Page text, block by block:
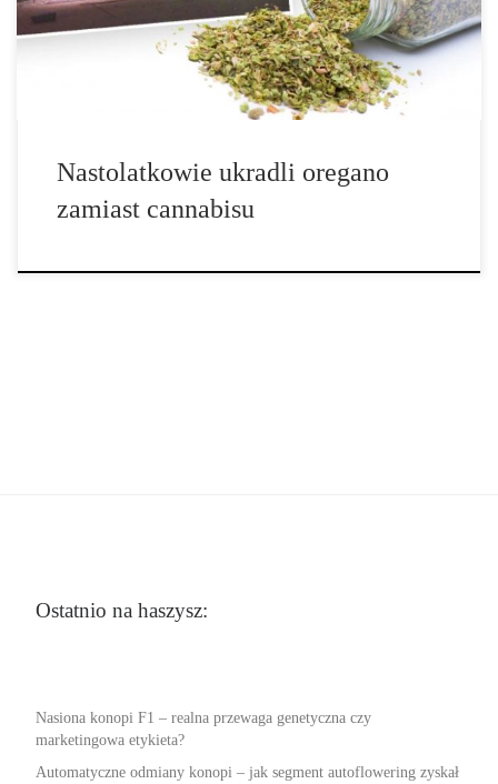
cannabisowy, zwany w USA jako dispensary. I to nie przez
przypadek, gdyż mieli oni duże zamiary. Problem […]
Nastolatkowie ukradli oregano
zamiast cannabisu
Ostatnio na haszysz:
Nasiona konopi F1 – realna przewaga genetyczna czy
marketingowa etykieta?
Automatyczne odmiany konopi – jak segment autoflowering zyskał